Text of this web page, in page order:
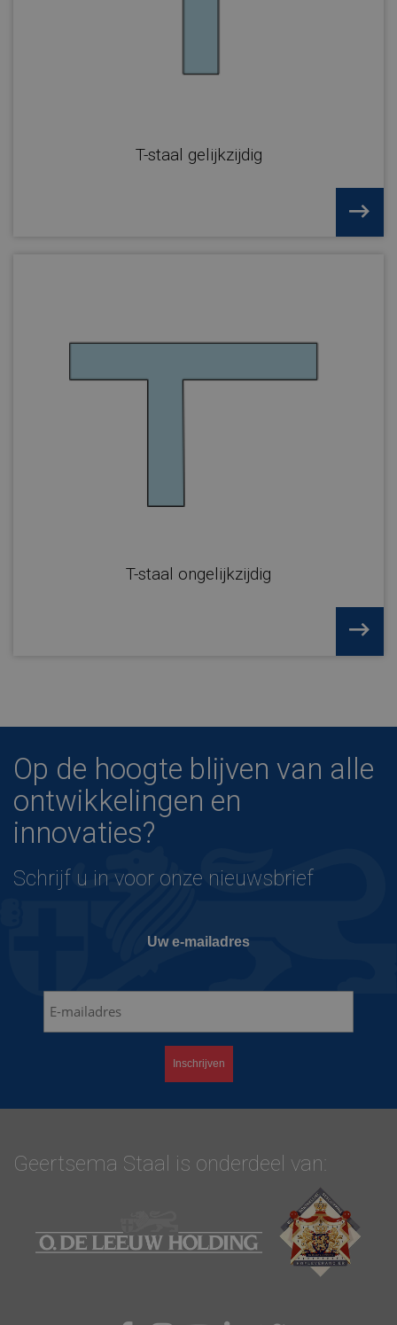
T-staal gelijkzijdig
T-staal ongelijkzijdig
Op de hoogte blijven van alle
ontwikkelingen en
innovaties?
Schrijf u in voor onze nieuwsbrief
Uw e-mailadres
Geertsema Staal is onderdeel van: